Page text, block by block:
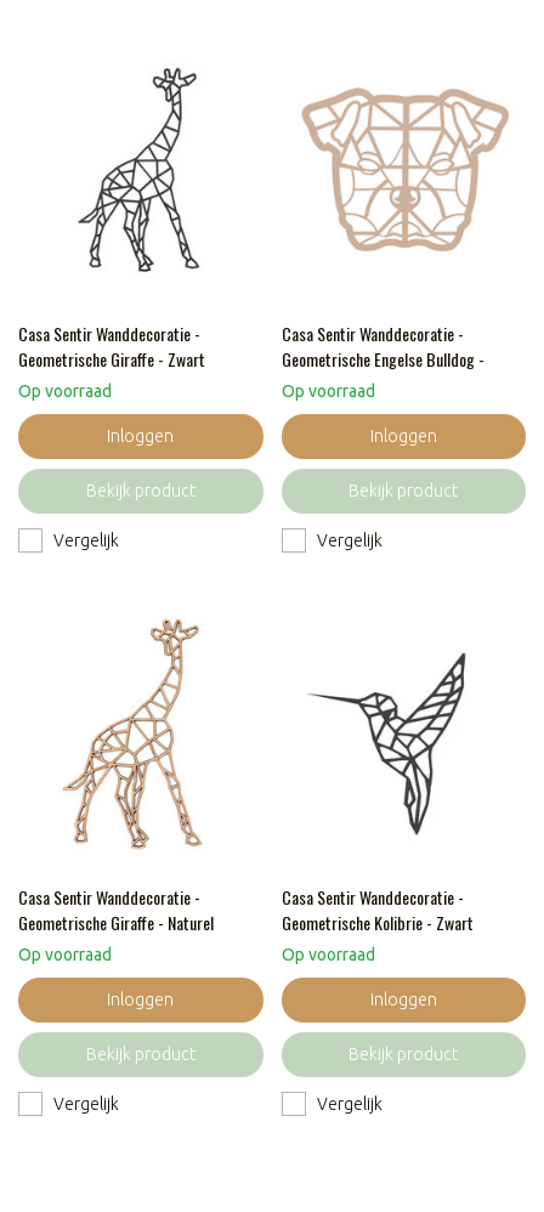
Casa Sentir Wanddecoratie -
Geometrische Giraffe - Zwart
Op voorraad
Inloggen
Bekijk product
Vergelijk
Casa Sentir Wanddecoratie -
Geometrische Engelse Bulldog -
Naturel
Op voorraad
Inloggen
Bekijk product
Vergelijk
Casa Sentir Wanddecoratie -
Geometrische Giraffe - Naturel
Op voorraad
Inloggen
Bekijk product
Vergelijk
Casa Sentir Wanddecoratie -
Geometrische Kolibrie - Zwart
Op voorraad
Inloggen
Bekijk product
Vergelijk